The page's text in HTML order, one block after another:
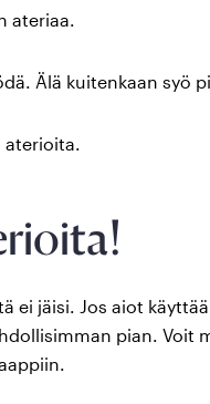
ateriaa.
Älä kuitenkaan syö
ei jäisi. Jos aiot
pian. Voit